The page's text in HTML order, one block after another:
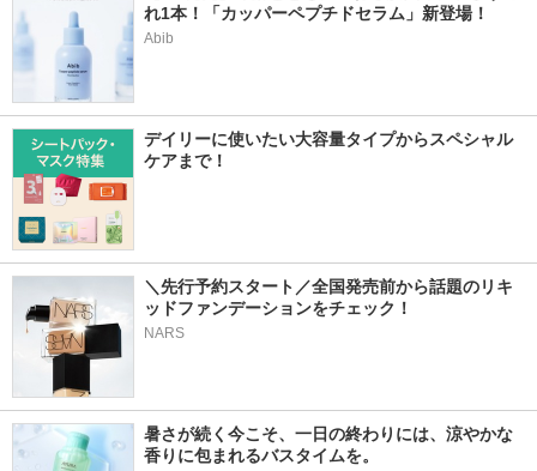
れ1本！「カッパーペプチドセラム」新登場！
Abib
デイリーに使いたい大容量タイプからスペシャル
ケアまで！
＼先行予約スタート／全国発売前から話題のリキ
ッドファンデーションをチェック！
NARS
暑さが続く今こそ、一日の終わりには、涼やかな
香りに包まれるバスタイムを。